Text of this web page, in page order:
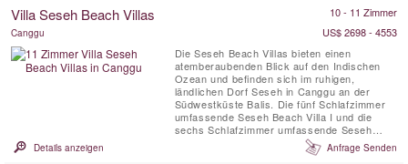
komfortable Atmosphäre. Hier werden Sie
Villa Seseh Beach Villas 10 - 11 Zimmer
Canggu
US$ 2698 - 4553
Die Seseh Beach Villas bieten einen
atemberaubenden Blick auf den Indischen
Ozean und befinden sich im ruhigen,
ländlichen Dorf Seseh in Canggu an der
Südwestküste Balis. Die fünf Schlafzimmer
umfassende Seseh Beach Villa I und die
sechs Schlafzimmer umfassende Seseh
Beach Villa II können einzeln oder
zusammen gemietet werden, um insgesamt
Details anzeigen Anfrage Senden